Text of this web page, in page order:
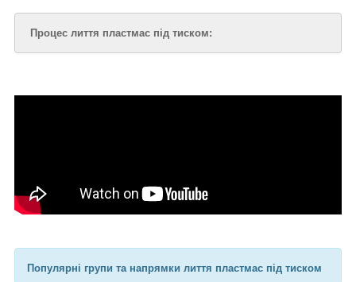
Процес лиття пластмас під тиском:
Популярні групи та напрямки лиття пластмас під тиском